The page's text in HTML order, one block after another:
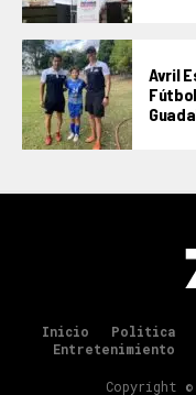
Avril
Inicio Politica
Entretenimiento
Copyright